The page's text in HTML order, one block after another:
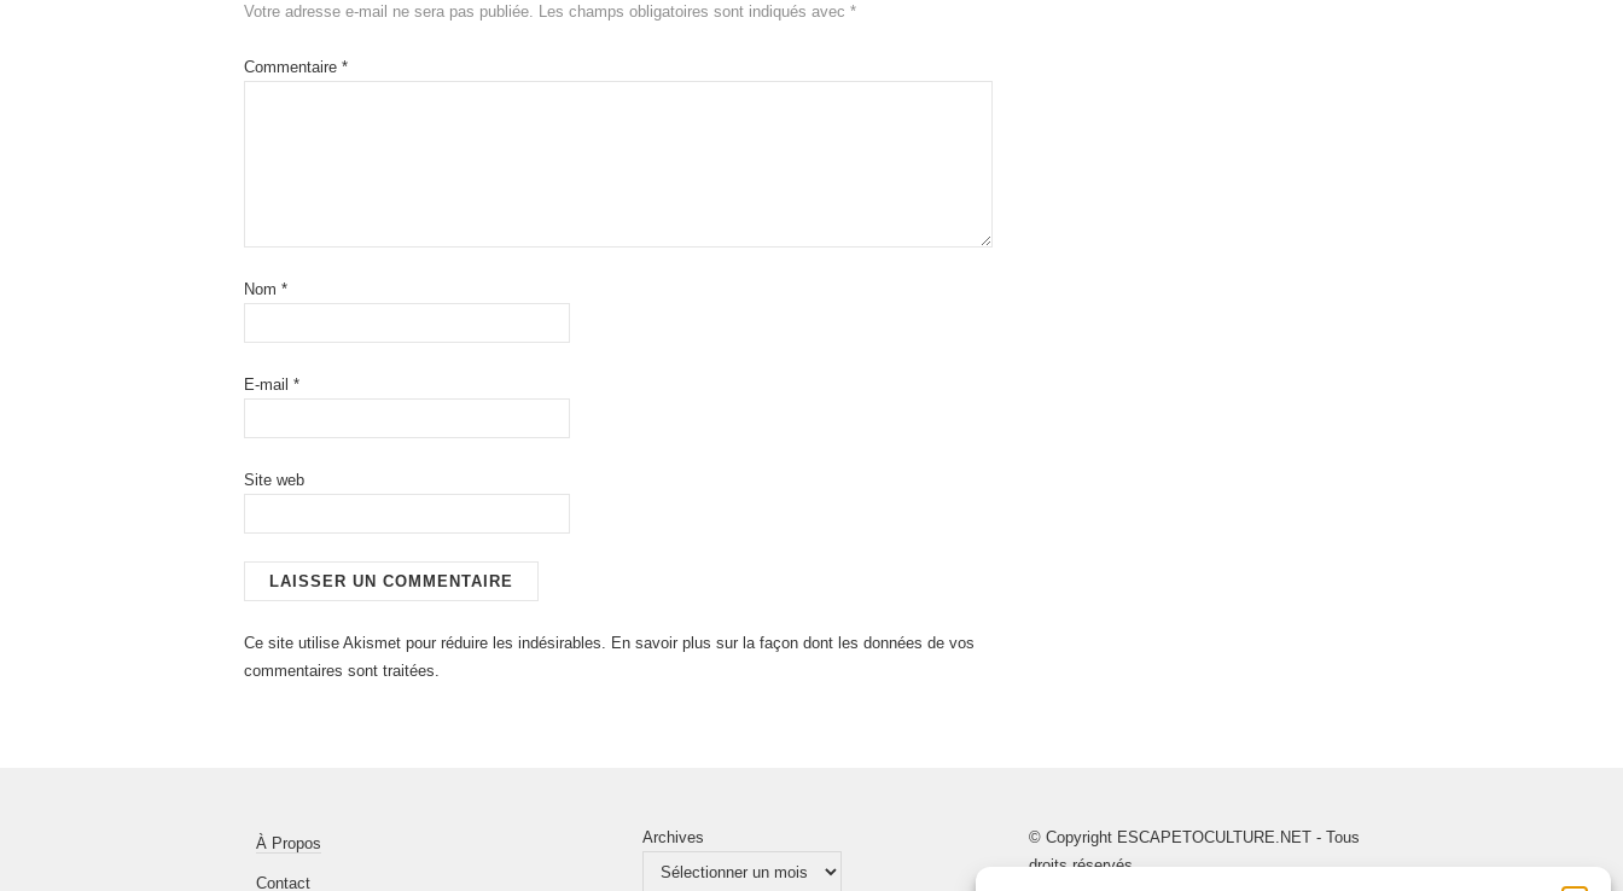
Votre adresse e-mail ne sera pas publiée. Les champs obligatoires sont indiqués avec *
Commentaire *
Nom *
E-mail *
Site web
Ce site utilise Akismet pour réduire les indésirables.
En savoir plus sur la façon dont les données de vos
commentaires sont traitées
À Propos
Contact
Archives
© Copyright ESCAPETOCULTURE.NET - Tous
droits réservés.